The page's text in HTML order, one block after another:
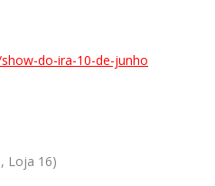
do-ira-10-de-junho
Loja 16)